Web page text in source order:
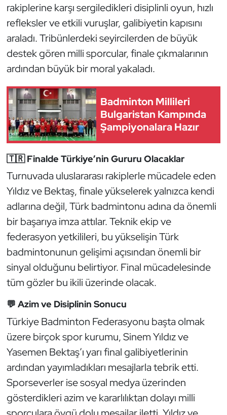
rakiplerine karşı sergiledikleri disiplinli oyun, hızlı
refleksler ve etkili vuruşlar, galibiyetin kapısını
araladı. Tribünlerdeki seyircilerden de büyük
destek gören milli sporcular, finale çıkmalarının
ardından büyük bir moral yakaladı.
Badminton Millileri
Bulgaristan Kampında
Şampiyonalara Hazır
🇹🇷 Finalde Türkiye’nin Gururu Olacaklar
Turnuvada uluslararası rakiplerle mücadele eden
Yıldız ve Bektaş, finale yükselerek yalnızca kendi
adlarına değil, Türk badmintonu adına da önemli
bir başarıya imza attılar. Teknik ekip ve
federasyon yetkilileri, bu yükselişin Türk
badmintonunun gelişimi açısından önemli bir
sinyal olduğunu belirtiyor. Final mücadelesinde
tüm gözler bu ikili üzerinde olacak.
💬 Azim ve Disiplinin Sonucu
Türkiye Badminton Federasyonu başta olmak
üzere birçok spor kurumu, Sinem Yıldız ve
Yasemen Bektaş’ı yarı final galibiyetlerinin
ardından yayımladıkları mesajlarla tebrik etti.
Sporseverler ise sosyal medya üzerinden
gösterdikleri azim ve kararlılıktan dolayı milli
Hava Sporları
Hentbol
İşitme Engelli Sporcular
Judo ve Kuraş
Kano ve Rafting
Karate
Kayak
Kempo
Kick Boks
Kürek
Masa Tenisi
Modern Pentatlon
Motor Sporları
Muay Thai
Okçuluk
Optimist